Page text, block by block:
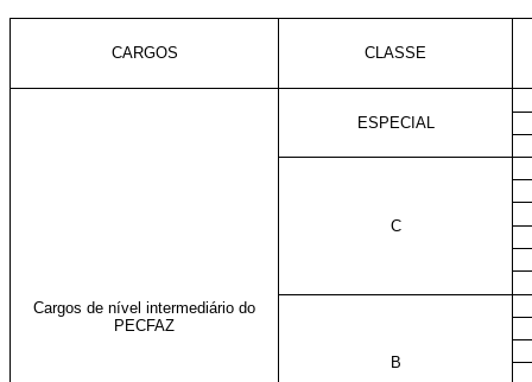
CARGOS CLASSE
Cargos de nível intermediário do
PECFAZ
ESPECIAL
C
B